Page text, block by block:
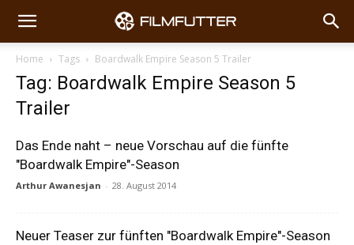
Home Tags Boardwalk Empire Season 5 Trailer
Tag: Boardwalk Empire Season 5
Trailer
Das Ende naht – neue Vorschau auf die fünfte
"Boardwalk Empire"-Season
Arthur Awanesjan - 28. August 2014
Neuer Teaser zur fünften "Boardwalk Empire"-Season